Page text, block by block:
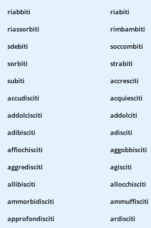
riabbiti
riabiti
riassorbiti
rimbambiti
sdebiti
soccombiti
sorbiti
strabiti
subiti
accresciti
accudisciti
acquiesciti
addolcisciti
addolciti
adibisciti
adisciti
affiochisciti
aggobbisciti
aggredisciti
agisciti
allibisciti
allocchisciti
ammorbidisciti
ammuffisciti
approfondisciti
ardisciti